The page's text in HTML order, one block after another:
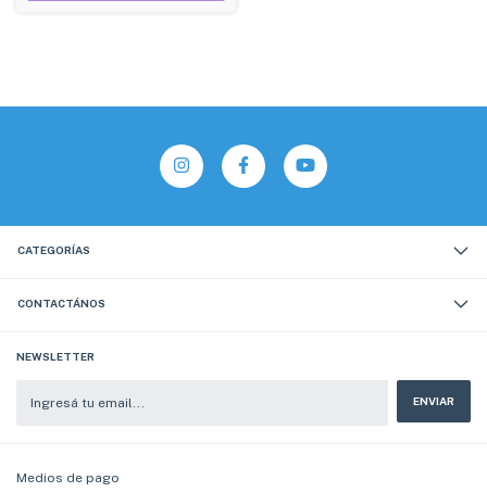
CATEGORÍAS
CONTACTÁNOS
NEWSLETTER
Medios de pago